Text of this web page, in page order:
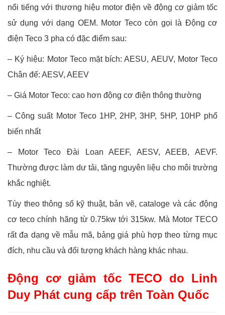
nổi tiếng với thương hiệu motor điện về động cơ giảm tốc
sử dụng với dạng OEM. Motor Teco còn gọi là Động cơ
điện Teco 3 pha có đặc điểm sau:
– Ký hiệu: Motor Teco mặt bích: AESU, AEUV, Motor Teco
Chân đế: AESV, AEEV
– Giá Motor Teco: cao hơn động cơ điện thông thường
– Công suất Motor Teco 1HP, 2HP, 3HP, 5HP, 10HP phổ
biến nhất
– Motor Teco Đài Loan AEEF, AESV, AEEB, AEVF.
Thường được làm dư tải, tăng nguyên liệu cho môi trường
khắc nghiệt.
Tùy theo thông số kỹ thuật, bản vẽ, cataloge và các động
cơ teco chính hãng từ 0.75kw tới 315kw. Mà Motor TECO
rất đa dạng về mẫu mã, bảng giá phù hợp theo từng mục
đích, nhu cầu và đối tượng khách hàng khác nhau.
Động cơ giảm tốc TECO do Linh
Duy Phát cung cấp trên Toàn Quốc